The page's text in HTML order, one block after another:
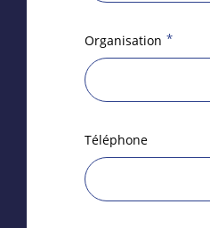
Organisation *
Téléphone